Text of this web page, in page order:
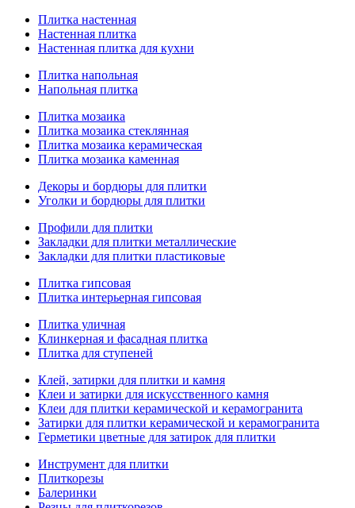
Плитка настенная
Настенная плитка
Настенная плитка для кухни
Плитка напольная
Напольная плитка
Плитка мозаика
Плитка мозаика стеклянная
Плитка мозаика керамическая
Плитка мозаика каменная
Декоры и бордюры для плитки
Уголки и бордюры для плитки
Профили для плитки
Закладки для плитки металлические
Закладки для плитки пластиковые
Плитка гипсовая
Плитка интерьерная гипсовая
Плитка уличная
Клинкерная и фасадная плитка
Плитка для ступеней
Клей, затирки для плитки и камня
Клеи и затирки для искусственного камня
Клеи для плитки керамической и керамогранита
Затирки для плитки керамической и керамогранита
Герметики цветные для затирок для плитки
Инструмент для плитки
Плиткорезы
Балеринки